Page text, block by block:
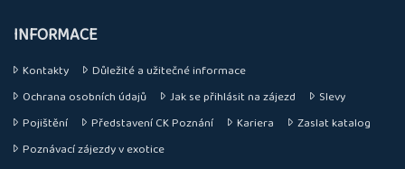
INFORMACE
Kontakty
Důležité a užitečné informace
Ochrana osobních údajů
Jak se přihlásit na zájezd
Slevy
Pojištění
Představení CK Poznání Kariera
Zaslat katalog
Poznávací zájezdy v exotice